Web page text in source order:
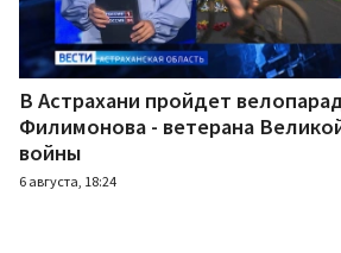
В Астрахани пройдет
Филимонова - ветерана
войны
6 августа, 18:24